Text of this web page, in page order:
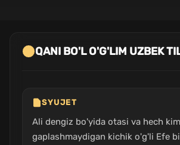
QANI BO'L O'G'LIM UZBEK
SYUJET
Ali dengiz bo'yida otasi va hech
gaplashmaydigan kichik o'g'li Efe